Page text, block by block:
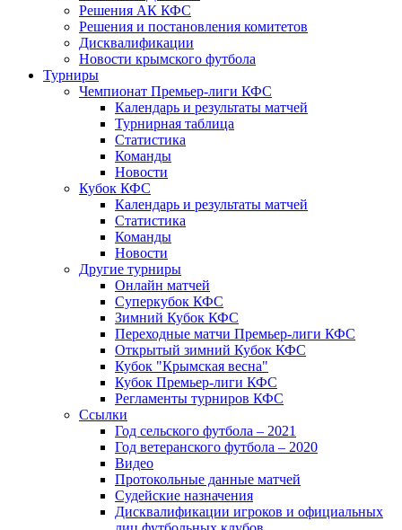
Решения АК КФС
Решения и постановления комитетов
Дисквалификации
Новости крымского футбола
Турниры
Чемпионат Премьер-лиги КФС
Календарь и результаты матчей
Турнирная таблица
Статистика
Команды
Новости
Кубок КФС
Календарь и результаты матчей
Статистика
Команды
Новости
Другие турниры
Онлайн матчей
Суперкубок КФС
Зимний Кубок КФС
Переходные матчи Премьер-лиги КФС
Открытый зимний Кубок КФС
Кубок "Крымская весна"
Кубок Премьер-лиги КФС
Регламенты турниров КФС
Ссылки
Год сельского футбола – 2021
Год ветеранского футбола – 2020
Видео
Протокольные данные матчей
Судейские назначения
Дисквалификации игроков и официальных